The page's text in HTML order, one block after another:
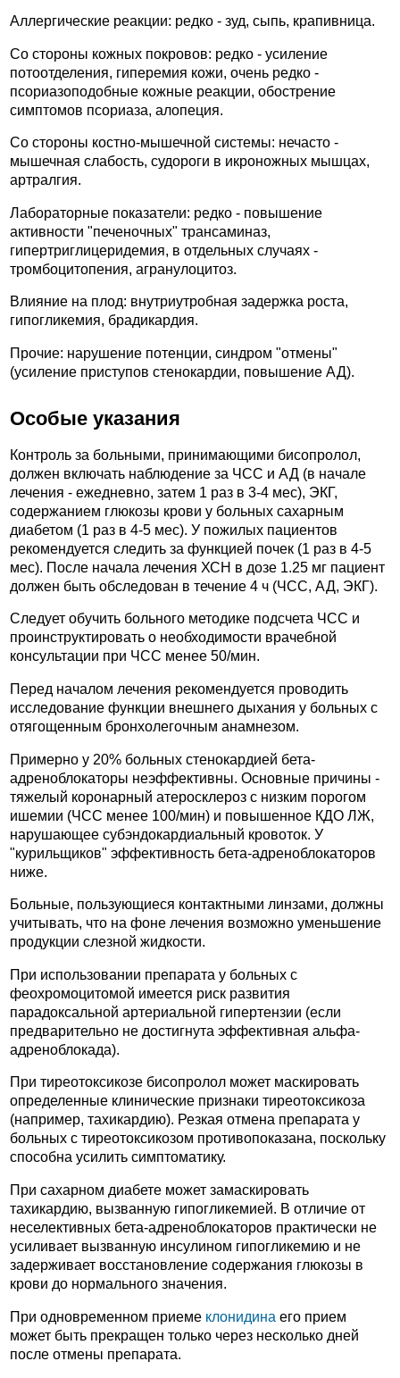
Аллергические реакции: редко - зуд, сыпь, крапивница.
Со стороны кожных покровов: редко - усиление
потоотделения, гиперемия кожи, очень редко -
псориазоподобные кожные реакции, обострение
симптомов псориаза, алопеция.
Со стороны костно-мышечной системы: нечасто -
мышечная слабость, судороги в икроножных мышцах,
артралгия.
Лабораторные показатели: редко - повышение
активности "печеночных" трансаминаз,
гипертриглицеридемия, в отдельных случаях -
тромбоцитопения, агранулоцитоз.
Влияние на плод: внутриутробная задержка роста,
гипогликемия, брадикардия.
Прочие: нарушение потенции, синдром "отмены"
(усиление приступов стенокардии, повышение АД).
Особые указания
Контроль за больными, принимающими бисопролол,
должен включать наблюдение за ЧСС и АД (в начале
лечения - ежедневно, затем 1 раз в 3-4 мес), ЭКГ,
содержанием глюкозы крови у больных сахарным
диабетом (1 раз в 4-5 мес). У пожилых пациентов
рекомендуется следить за функцией почек (1 раз в 4-5
мес). После начала лечения ХСН в дозе 1.25 мг пациент
должен быть обследован в течение 4 ч (ЧСС, АД, ЭКГ).
Следует обучить больного методике подсчета ЧСС и
проинструктировать о необходимости врачебной
консультации при ЧСС менее 50/мин.
Перед началом лечения рекомендуется проводить
исследование функции внешнего дыхания у больных с
отягощенным бронхолегочным анамнезом.
Примерно у 20% больных стенокардией бета-
адреноблокаторы неэффективны. Основные причины -
тяжелый коронарный атеросклероз с низким порогом
ишемии (ЧСС менее 100/мин) и повышенное КДО ЛЖ,
нарушающее субэндокардиальный кровоток. У
"курильщиков" эффективность бета-адреноблокаторов
ниже.
Больные, пользующиеся контактными линзами, должны
учитывать, что на фоне лечения возможно уменьшение
продукции слезной жидкости.
При использовании препарата у больных с
феохромоцитомой имеется риск развития
парадоксальной артериальной гипертензии (если
предварительно не достигнута эффективная альфа-
адреноблокада).
При тиреотоксикозе бисопролол может маскировать
определенные клинические признаки тиреотоксикоза
(например, тахикардию). Резкая отмена препарата у
больных с тиреотоксикозом противопоказана, поскольку
способна усилить симптоматику.
При сахарном диабете может замаскировать
тахикардию, вызванную гипогликемией. В отличие от
неселективных бета-адреноблокаторов практически не
усиливает вызванную инсулином гипогликемию и не
задерживает восстановление содержания глюкозы в
крови до нормального значения.
При одновременном приеме клонидина его прием
может быть прекращен только через несколько дней
после отмены препарата.